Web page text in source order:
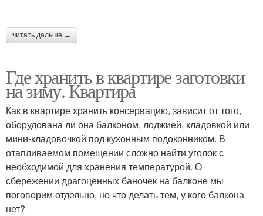
читать дальше →
Где хранить в квартире заготовки
на зиму. Квартира
Как в квартире хранить консервацию, зависит от того,
оборудована ли она балконом, лоджией, кладовкой или
мини-кладовочкой под кухонным подоконником. В
отапливаемом помещении сложно найти уголок с
необходимой для хранения температурой. О
сбережении драгоценных баночек на балконе мы
поговорим отдельно, но что делать тем, у кого балкона
нет?